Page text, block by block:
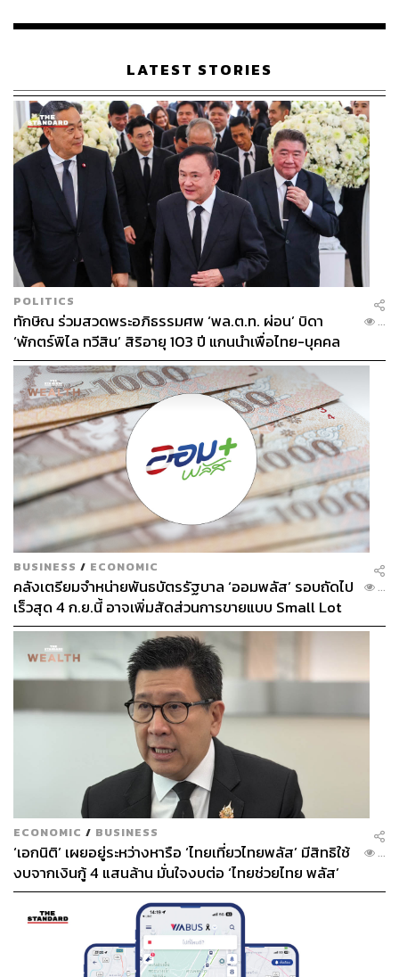
เรือนไทยที่ถูกซุกไว้
LATEST STORIES
POLITICS
ทักษิณ ร่วมสวดพระอภิธรรมศพ ‘พล.ต.ท. ผ่อน’ บิดา
‘พักตร์พิไล ทวีสิน’ สิริอายุ 103 ปี แกนนำเพื่อไทย-บุคคล
หลากวงการร่วมอาลัย
...
BUSINESS / ECONOMIC
คลังเตรียมจำหน่ายพันธบัตรรัฐบาล ‘ออมพลัส’ รอบถัดไป
เร็วสุด 4 ก.ย.นี้ อาจเพิ่มสัดส่วนการขายแบบ Small Lot
First มากขึ้น
...
ECONOMIC / BUSINESS
‘เอกนิติ’ เผยอยู่ระหว่างหารือ ‘ไทยเที่ยวไทยพลัส’ มีสิทธิใช้
งบจากเงินกู้ 4 แสนล้าน มั่นใจงบต่อ ‘ไทยช่วยไทย พลัส’
เฟส 2 มีเพียงพอ
...